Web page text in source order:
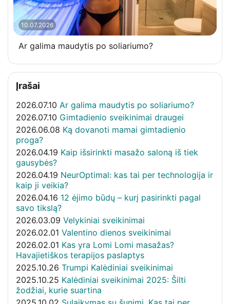
10.07.2026
Ar galima maudytis po soliariumo?
Įrašai
2026.07.10 Ar galima maudytis po soliariumo?
2026.07.10 Gimtadienio sveikinimai draugei
2026.06.08 Ką dovanoti mamai gimtadienio
proga?
2026.04.19 Kaip išsirinkti masažo saloną iš tiek
gausybės?
2026.04.19 NeurOptimal: kas tai per technologija ir
kaip ji veikia?
2026.04.16 12 ėjimo būdų – kurį pasirinkti pagal
savo tikslą?
2026.03.09 Velykiniai sveikinimai
2026.02.01 Valentino dienos sveikinimai
2026.02.01 Kas yra Lomi Lomi masažas?
Havajietiškos terapijos paslaptys
2025.10.26 Trumpi Kalėdiniai sveikinimai
2025.10.25 Kalėdiniai sveikinimai 2025: Šilti
žodžiai, kurie suartina